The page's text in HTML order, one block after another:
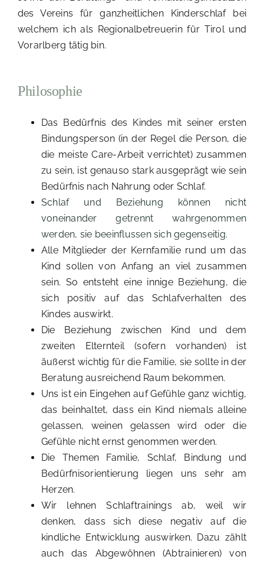
des Vereins für ganzheitlichen Kinderschlaf bei
welchem ich als Regionalbetreuerin für Tirol und
Vorarlberg tätig bin.
Philosophie
Das Bedürfnis des Kindes mit seiner ersten
Bindungsperson (in der Regel die Person, die
die meiste Care-Arbeit verrichtet) zusammen
zu sein, ist genauso stark ausgeprägt wie sein
Bedürfnis nach Nahrung oder Schlaf.
Schlaf und Beziehung können nicht
voneinander getrennt wahrgenommen
werden, sie beeinflussen sich gegenseitig.
Alle Mitglieder der Kernfamilie rund um das
Kind sollen von Anfang an viel zusammen
sein. So entsteht eine innige Beziehung, die
sich positiv auf das Schlafverhalten des
Kindes auswirkt.
Die Beziehung zwischen Kind und dem
zweiten Elternteil (sofern vorhanden) ist
äußerst wichtig für die Familie, sie sollte in der
Beratung ausreichend Raum bekommen.
Uns ist ein Eingehen auf Gefühle ganz wichtig,
das beinhaltet, dass ein Kind niemals alleine
gelassen, weinen gelassen wird oder die
Gefühle nicht ernst genommen werden.
Die Themen Familie, Schlaf, Bindung und
Bedürfnisorientierung liegen uns sehr am
Herzen.
Wir lehnen Schlaftrainings ab, weil wir
denken, dass sich diese negativ auf die
kindliche Entwicklung auswirken. Dazu zählt
auch das Abgewöhnen (Abtrainieren) von